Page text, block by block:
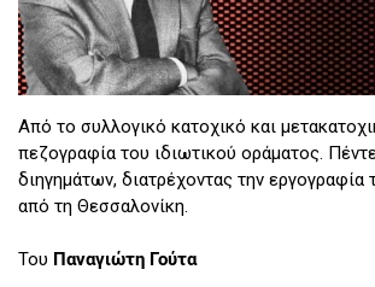
Από το συλλογικό κατοχικό και
πεζογραφία του ιδιωτικού οράματος.
διηγημάτων, διατρέχοντας την
από τη Θεσσαλονίκη.
Του Παναγιώτη Γούτα